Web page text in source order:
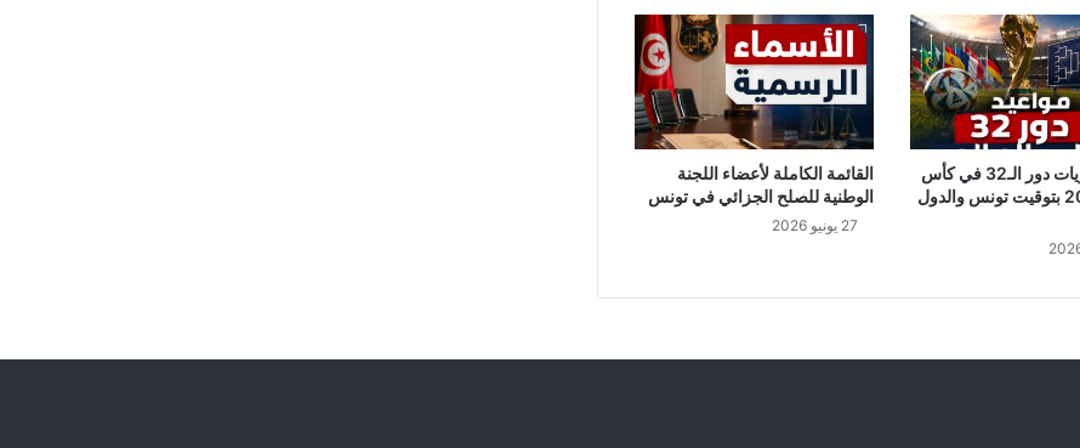
ع
1
0
آ
ل
ا
ف
ك
ة
جدول مباريات دور الـ32 في كأس
العالم 2026 بتوقيت تونس والدول
القائمة الكاملة لأعضاء اللجنة
الوطنية للصلح الجزائي في تونس
27 يونيو 2026